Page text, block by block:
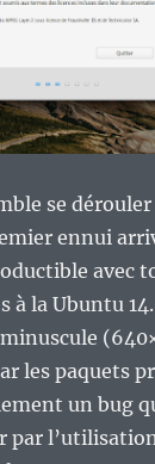
se
ennui
avec
à la Ubuntu
les paquets
un bug
par